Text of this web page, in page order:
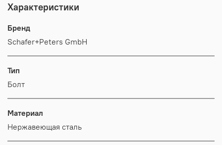
Характеристики
Бренд
Schafer+Peters GmbH
Тип
Болт
Материал
Нержавеющая сталь